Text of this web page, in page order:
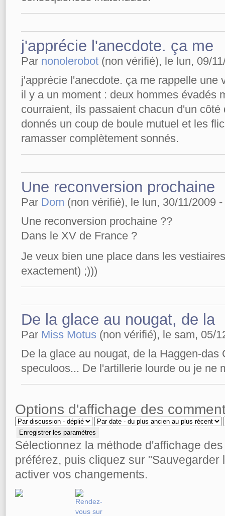
j'apprécie l'anecdote. ça me
Par nonolerobot (non vérifié), le lun, 09/
j'apprécie l'anecdote. ça me rappelle une
il y a un moment : deux hommes évadés
courraient, ils passaient chacun d'un
donnés un coup de boule mutuel et les
ramasser complètement sonnés.
Une reconversion prochaine
Par Dom (non vérifié), le lun, 30/11/2009
Une reconversion prochaine ??
Dans le XV de France ?
Je veux bien une place dans les
exactement) ;)))
De la glace au nougat, de la
Par Miss Motus (non vérifié), le sam, 05/
De la glace au nougat, de la Haggen-das
speculoos... De l'artillerie lourde ou je ne
Options d'affichage des
Sélectionnez la méthode d'affichage
préférez, puis cliquez sur "Sauvegarder
activer vos changements.